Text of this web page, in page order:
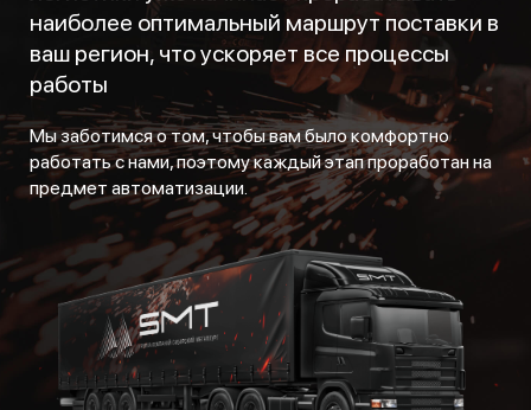
наиболее оптимальный маршрут поставки в
ваш регион, что ускоряет все процессы
работы
Мы заботимся о том, чтобы вам было комфортно
работать с нами, поэтому каждый этап проработан на
предмет автоматизации.